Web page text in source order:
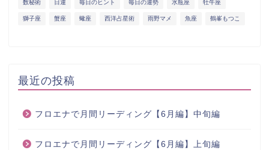
数秘術 日運 毎日のヒント 毎日の運勢 水瓶座 牡牛座
獅子座 蟹座 蠍座 西洋占星術 雨野マメ 魚座 鶴峯もつこ
最近の投稿
フロエナで月間リーディング【6月編】中旬編
フロエナで月間リーディング【6月編】上旬編